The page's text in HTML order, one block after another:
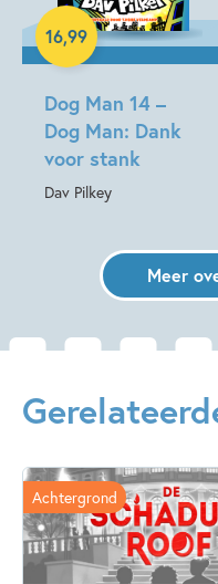
Dog Man 14 –
Dog Man: Dank
voor stank
Dav Pilkey
16,99
Hardcover
Meer
Achtergrond